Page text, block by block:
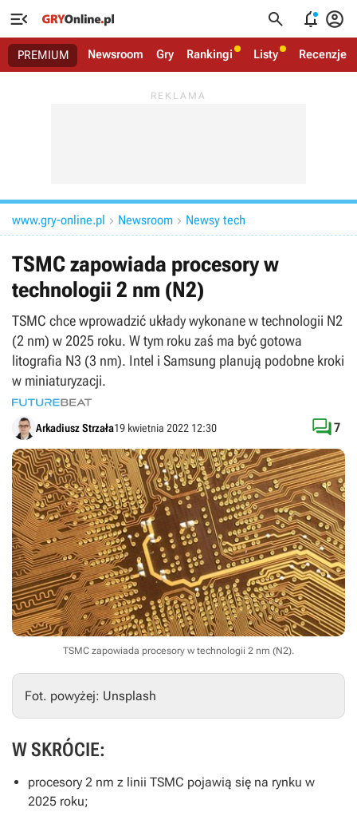
   
PREMIUM Newsroom Gry Rankingi Listy Recenzje
www.gry-online.pl  Newsroom  Newsy tech
TSMC zapowiada procesory w
technologii 2 nm (N2)
TSMC chce wprowadzić układy wykonane w technologii N2
(2 nm) w 2025 roku. W tym roku zaś ma być gotowa
litografia N3 (3 nm). Intel i Samsung planują podobne kroki
w miniaturyzacji.
Arkadiusz Strzała19 kwietnia 2022 12:30 7
TSMC zapowiada procesory w technologii 2 nm (N2).
Fot. powyżej: Unsplash
W SKRÓCIE:
procesory 2 nm z linii TSMC pojawią się na rynku w
2025 roku;